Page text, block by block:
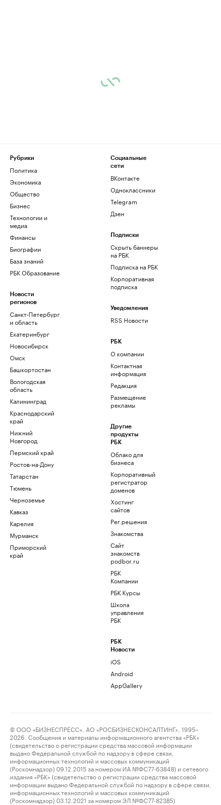
Рубрики
Политика
Экономика
Общество
Бизнес
Технологии и
медиа
Финансы
Биографии
База знаний
РБК Образование
Новости
регионов
Санкт-Петербург
и область
Екатеринбург
Новосибирск
Омск
Башкортостан
Вологодская
область
Калининград
Краснодарский
край
Нижний
Новгород
Пермский край
Ростов-на-Дону
Татарстан
Тюмень
Черноземье
Кавказ
Карелия
Мурманск
Приморский
край
Социальные
сети
ВКонтакте
Одноклассники
Telegram
Дзен
Подписки
Скрыть баннеры
на РБК
Подписка на РБК
Корпоративная
подписка
Уведомления
RSS Новости
РБК
О компании
Контактная
информация
Редакция
Размещение
рекламы
Другие
продукты
РБК
Облако для
бизнеса
Корпоративный
регистратор
доменов
Хостинг
сайтов
Рег.решения
Знакомства
Сайт
знакомств
podbor.ru
РБК
Компании
РБК Курсы
Школа
управления
РБК
РБК
Новости
iOS
Android
AppGallery
© ООО «БИЗНЕСПРЕСС», АО «РОСБИЗНЕСКОНСАЛТИНГ», 1995–
2026. Сообщения и материалы информационного агентства «РБК»
(свидетельство о регистрации средства массовой информации
выдано Федеральной службой по надзору в сфере связи,
информационных технологий и массовых коммуникаций
(Роскомнадзор) 09.12.2015 за номером ИА №ФС77-63848) и сетевого
издания «РБК» (свидетельство о регистрации средства массовой
информации выдано Федеральной службой по надзору в сфере связи,
информационных технологий и массовых коммуникаций
(Роскомнадзор) 03.12.2021 за номером ЭЛ №ФС77-82385)